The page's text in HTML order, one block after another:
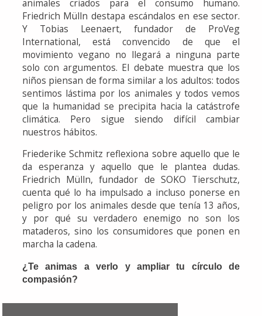
animales criados para el consumo humano.
Friedrich Mülln destapa escándalos en ese sector.
Y Tobias Leenaert, fundador de ProVeg
International, está convencido de que el
movimiento vegano no llegará a ninguna parte
solo con argumentos. El debate muestra que los
niños piensan de forma similar a los adultos: todos
sentimos lástima por los animales y todos vemos
que la humanidad se precipita hacia la catástrofe
climática. Pero sigue siendo difícil cambiar
nuestros hábitos.
Friederike Schmitz reflexiona sobre aquello que le
da esperanza y aquello que le plantea dudas.
Friedrich Mülln, fundador de SOKO Tierschutz,
cuenta qué lo ha impulsado a incluso ponerse en
peligro por los animales desde que tenía 13 años,
y por qué su verdadero enemigo no son los
mataderos, sino los consumidores que ponen en
marcha la cadena.
¿Te animas a verlo y ampliar tu círculo de
compasión?